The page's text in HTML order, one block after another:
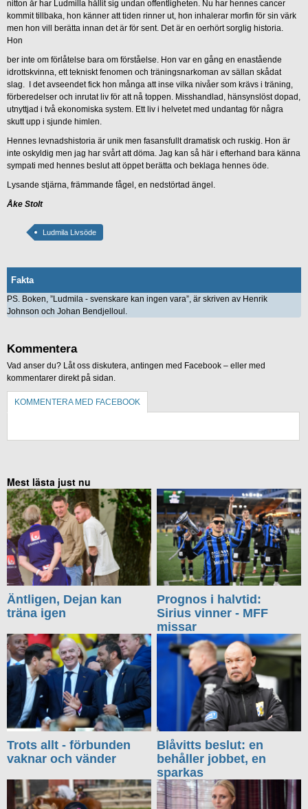
nitton år har Ludmilla hållit sig undan offentligheten. Nu har hennes cancer
kommit tillbaka, hon känner att tiden rinner ut, hon inhalerar morfin för sin värk
men hon vill berätta innan det är för sent. Det är en oerhört sorglig historia.
Hon
ber inte om förlåtelse bara om förståelse. Hon var en gång en enastående
idrottskvinna, ett tekniskt fenomen och träningsnarkoman av sällan skådat
slag. I det avseendet fick hon många att inse vilka nivåer som krävs i träning,
förberedelser och inrutat liv för att nå toppen. Misshandlad, hänsynslöst dopad,
utnyttjad i två ekonomiska system. Ett liv i helvetet med undantag för några
skutt upp i sjunde himlen.
Hennes levnadshistoria är unik men fasansfullt dramatisk och ruskig. Hon är
inte oskyldig men jag har svårt att döma. Jag kan så här i efterhand bara känna
sympati med hennes beslut att öppet berätta och beklaga hennes öde.
Lysande stjärna, främmande fågel, en nedstörtad ängel.
Åke Stolt
Ludmila Livsöde
Fakta
PS. Boken, ”Ludmila - svenskare kan ingen vara”, är skriven av Henrik
Johnson och Johan Bendjelloul.
Kommentera
Vad anser du? Låt oss diskutera, antingen med Facebook – eller med
kommentarer direkt på sidan.
KOMMENTERA MED FACEBOOK
Mest lästa just nu
Äntligen, Dejan kan
träna igen
Prognos i halvtid:
Sirius vinner - MFF
missar
Trots allt - förbunden
vaknar och vänder
Blåvitts beslut: en
behåller jobbet, en
sparkas